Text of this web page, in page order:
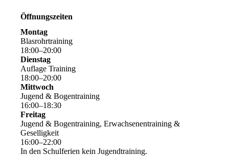
Öffnungszeiten
Montag
Blasrohrtraining
18:00–20:00
Dienstag
Auflage Training
18:00–20:00
Mittwoch
Jugend & Bogentraining
16:00–18:30
Freitag
Jugend & Bogentraining, Erwachsenentraining &
Geselligkeit
16:00–22:00
In den Schulferien kein Jugendtraining.